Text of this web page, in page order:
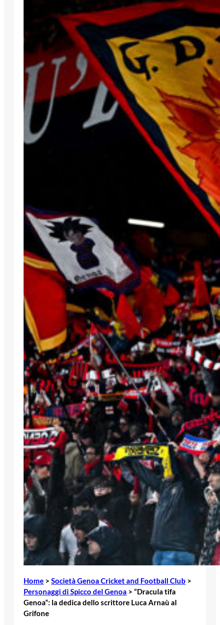
Home > Società Genoa Cricket and Football Club >
Personaggi di Spicco del Genoa > “Dracula tifa
Genoa”: la dedica dello scrittore Luca Arnaù al
Grifone